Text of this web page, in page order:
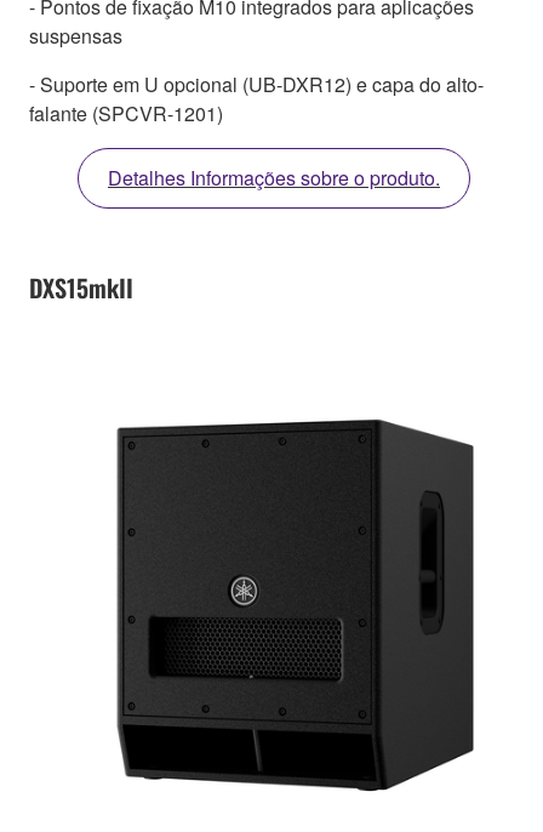
- Pontos de fixação M10 integrados para aplicações
suspensas
- Suporte em U opcional (UB-DXR12) e capa do alto-
falante (SPCVR-1201)
Detalhes Informações sobre o produto.
DXS15mkII